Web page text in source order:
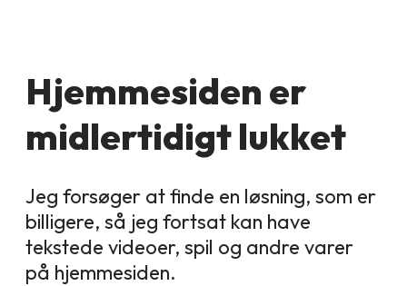
Hjemmesiden er
midlertidigt lukket
Jeg forsøger at finde en løsning, som er
billigere, så jeg fortsat kan have
tekstede videoer, spil og andre varer
på hjemmesiden.